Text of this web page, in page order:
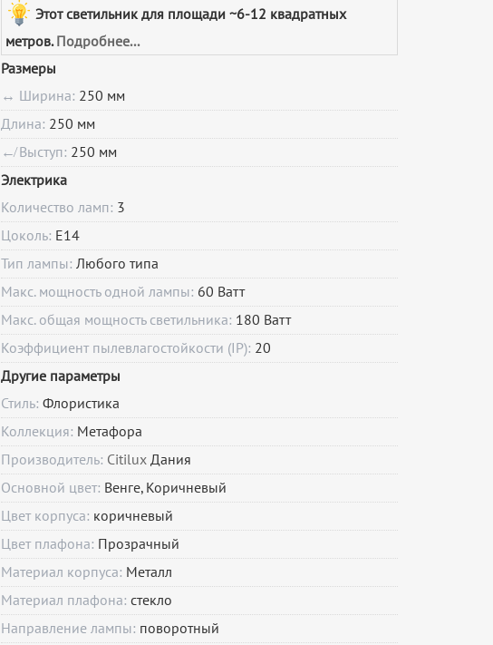
Этот светильник для площади ~6-12 квадратных
метров.Подробнее...
Размеры
↔ Ширина: 250 мм
Длина: 250 мм
↚ Выступ: 250 мм
Электрика
Количество ламп: 3
Цоколь: E14
Тип лампы: Любого типа
Макс. мощность одной лампы: 60 Ватт
Макс. общая мощность светильника: 180 Ватт
Коэффициент пылевлагостойкости (IP): 20
Другие параметры
Стиль: Флористика
Коллекция: Метафора
Производитель: CitiluxДания
Основной цвет: Венге, Коричневый
Цвет корпуса: коричневый
Цвет плафона: Прозрачный
Материал корпуса: Металл
Материал плафона: стекло
Направление лампы: поворотный